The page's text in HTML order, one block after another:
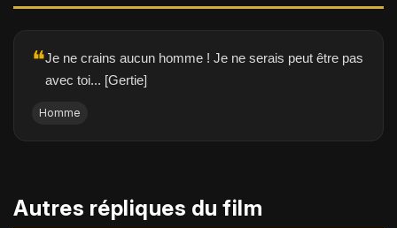
❝Je ne crains aucun homme ! Je ne serais peut être pas
avec toi... [Gertie]
Homme
Autres répliques du film